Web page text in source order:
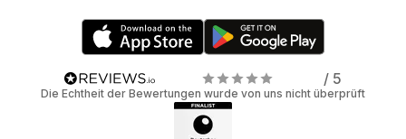
/ 5
Die Echtheit der Bewertungen wurde von uns nicht überprüft